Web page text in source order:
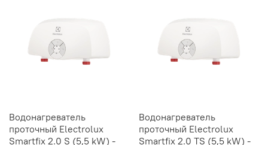
Водонагреватель
проточный Electrolux
Smartfix 2.0 S (5,5 kW) -
Водонагреватель
проточный Electrolux
Smartfix 2.0 TS (5,5 kW) -